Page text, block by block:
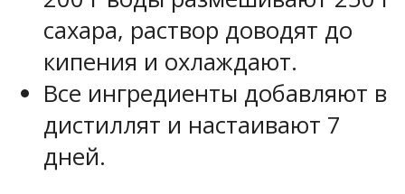
сахара, раствор доводят до
кипения и охлаждают.
Все ингредиенты добавляют в
дистиллят и настаивают 7
дней.